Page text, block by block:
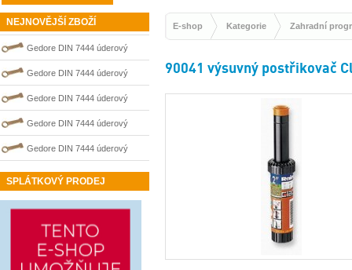
NEJNOVĚJŠÍ ZBOŽÍ
Gedore DIN 7444 úderový
nejiskřivý plochý (palcový) klíč
0100208S
Gedore DIN 7444 úderový
nejiskřivý plochý (palcový) klíč
0100204S
Gedore DIN 7444 úderový
nejiskřivý plochý (palcový) klíč
0100209S
Gedore DIN 7444 úderový
nejiskřivý plochý (palcový) klíč
0100203S
Gedore DIN 7444 úderový
nejiskřivý plochý (palcový) klíč
SPLÁTKOVÝ PRODEJ
E-shop Kategorie Zahradní
90041 výsuvný postřikovač